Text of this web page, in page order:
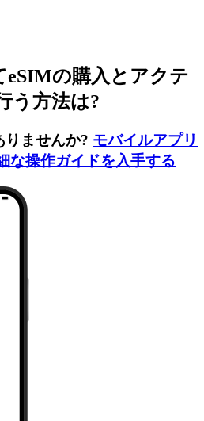
eSIMの購入とアクテ
う方法は?
りませんか? モバイルアプリ
な操作ガイドを入手する